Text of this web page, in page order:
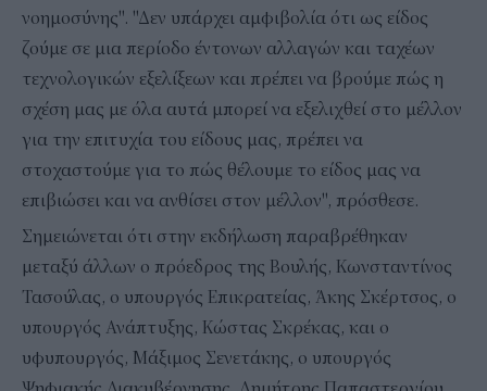
νοημοσύνης". "Δεν υπάρχει αμφιβολία ότι ως είδος
ζούμε σε μια περίοδο έντονων αλλαγών και ταχέων
τεχνολογικών εξελίξεων και πρέπει να βρούμε πώς η
σχέση μας με όλα αυτά μπορεί να εξελιχθεί στο μέλλον
για την επιτυχία του είδους μας, πρέπει να
στοχαστούμε για το πώς θέλουμε το είδος μας να
επιβιώσει και να ανθίσει στον μέλλον", πρόσθεσε.
Σημειώνεται ότι στην εκδήλωση παραβρέθηκαν
μεταξύ άλλων ο πρόεδρος της Βουλής, Κωνσταντίνος
Τασούλας, ο υπουργός Επικρατείας, Άκης Σκέρτσος, ο
υπουργός Ανάπτυξης, Κώστας Σκρέκας, και ο
υφυπουργός, Μάξιμος Σενετάκης, ο υπουργός